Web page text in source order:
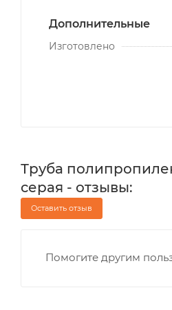
Дополнительные
Изготовлено
Труба
серая - отзывы:
Оставить отзыв
Помогите другим